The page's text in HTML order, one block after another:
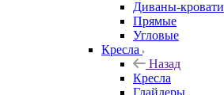
Диваны-кровати
Прямые
Угловые
Кресла
Назад
Кресла
Глайдеры